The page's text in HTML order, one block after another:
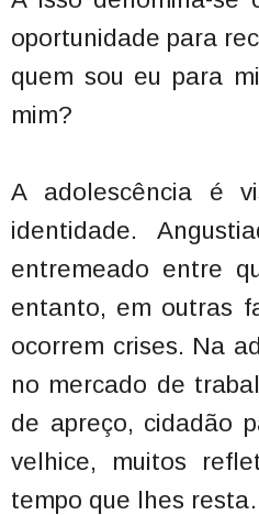
oportunidade para
quem sou eu para
mim?
A adolescência é
identidade.
entremeado entre
entanto, em outras
ocorrem crises. Na
no mercado de
de apreço, cidadão
velhice, muitos
tempo que lhes